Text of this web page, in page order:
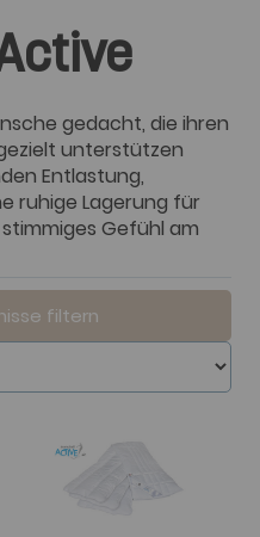
gedacht, die ihren
unterstützen
Entlastung,
ruhige Lagerung für
Gefühl am